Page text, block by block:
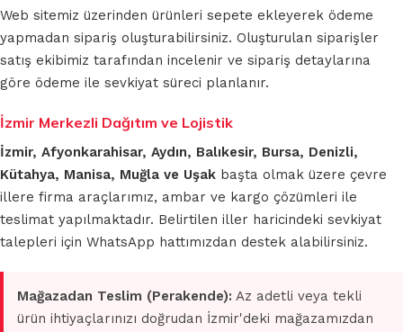
Web sitemiz üzerinden ürünleri sepete ekleyerek ödeme
yapmadan sipariş oluşturabilirsiniz. Oluşturulan siparişler
satış ekibimiz tarafından incelenir ve sipariş detaylarına
göre ödeme ile sevkiyat süreci planlanır.
İzmir Merkezli Dağıtım ve Lojistik
İzmir, Afyonkarahisar, Aydın, Balıkesir, Bursa, Denizli,
Kütahya, Manisa, Muğla ve Uşak başta olmak üzere çevre
illere firma araçlarımız, ambar ve kargo çözümleri ile
teslimat yapılmaktadır. Belirtilen iller haricindeki sevkiyat
talepleri için WhatsApp hattımızdan destek alabilirsiniz.
Mağazadan Teslim (Perakende): Az adetli veya tekli
ürün ihtiyaçlarınızı doğrudan İzmir'deki mağazamızdan